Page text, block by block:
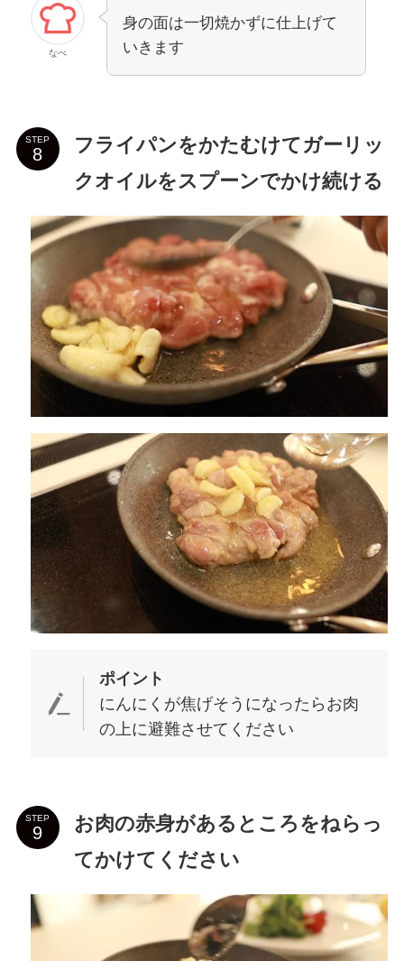
なべ
身の面は一切焼かずに仕上げて
いきます
STEP
フライパンをかたむけてガーリッ
クオイルをスプーンでかけ続ける
ポイント
にんにくが焦げそうになったらお肉
の上に避難させてください
STEP
お肉の赤身があるところをねらっ
てかけてください